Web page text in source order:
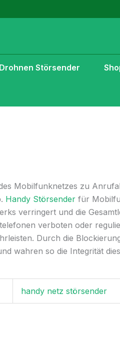
Drohnen Störsender
Mobilfunknetzes zu
. Handy Störsender für
verringert und die
verboten oder
Durch die
wahren so die Integrität
handy netz störsender